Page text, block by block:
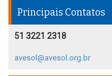
Principais Contatos
51 3221 2318
avesol@avesol.org.br